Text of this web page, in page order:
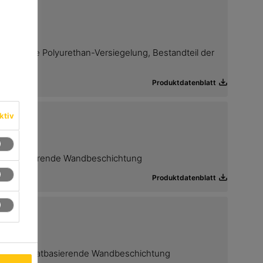
wässrige Polyurethan-Versiegelung, Bestandteil der
Produktdatenblatt
Wandbeschichtung
Produktdatenblatt
acrylatbasierende Wandbeschichtung